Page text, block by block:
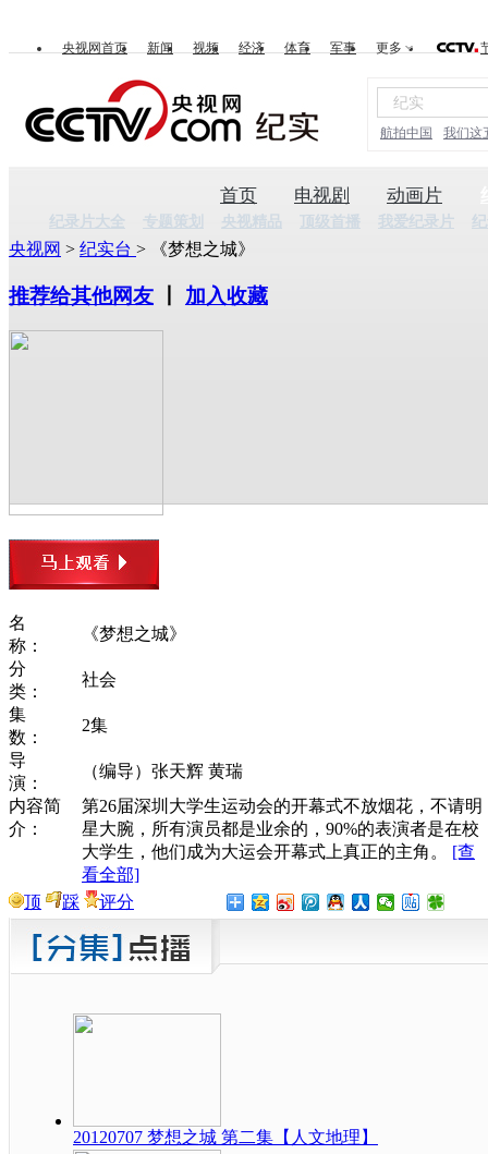
央视网首页 新闻 视频 经济 体育 军事 更多
航拍中国 我们这
首页 电视剧 动画片
纪录片大全 专题策划 央视精品 顶级首播 我爱纪录片
央视网 > 纪实台 > 《梦想之城》
推荐给其他网友 加入收藏
名
称：
《梦想之城》
分
类：
社会
集
数：
2集
导
演：
（编导）张天辉 黄瑞
内容简
介：
第26届深圳大学生运动会的开幕式不放烟花，不请明
星大腕，所有演员都是业余的，90%的表演者是在校
大学生，他们成为大运会开幕式上真正的主角。
[查
看全部]
顶
踩 评分
20120707 梦想之城 第二集【人文地理】